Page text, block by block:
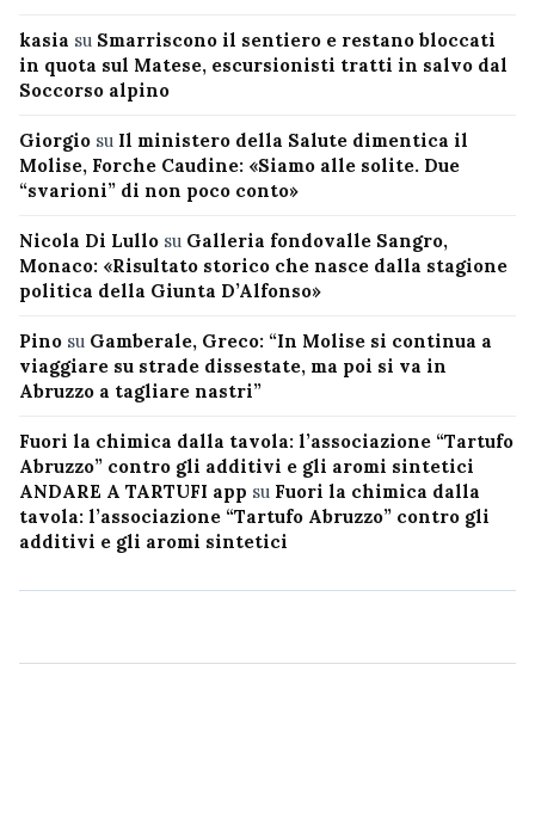
kasia su Smarriscono il sentiero e restano bloccati
in quota sul Matese, escursionisti tratti in salvo dal
Soccorso alpino
Giorgio su Il ministero della Salute dimentica il
Molise, Forche Caudine: «Siamo alle solite. Due
“svarioni” di non poco conto»
Nicola Di Lullo su Galleria fondovalle Sangro,
Monaco: «Risultato storico che nasce dalla stagione
politica della Giunta D’Alfonso»
Pino su Gamberale, Greco: “In Molise si continua a
viaggiare su strade dissestate, ma poi si va in
Abruzzo a tagliare nastri”
Fuori la chimica dalla tavola: l’associazione “Tartufo
Abruzzo” contro gli additivi e gli aromi sintetici
ANDARE A TARTUFI app su Fuori la chimica dalla
tavola: l’associazione “Tartufo Abruzzo” contro gli
additivi e gli aromi sintetici